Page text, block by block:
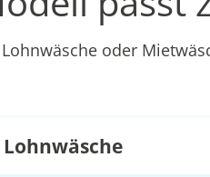
oder
Lohnwäsche